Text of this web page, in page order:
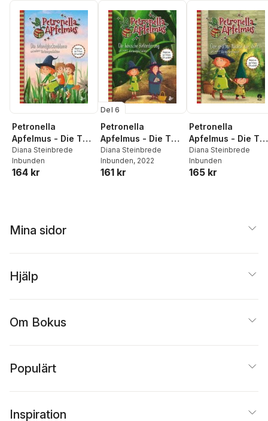
Petronella
Apfelmus - Die TV-
Serie
Diana Steinbrede
Inbunden
164 kr
Del 6
Petronella
Apfelmus - Die TV-
Serie
Diana Steinbrede
Inbunden, 2022
161 kr
Petronella
Apfelmus - Die
Serie
Diana Steinbrede
Inbunden
165 kr
Mina sidor
Hjälp
Om Bokus
Populärt
Inspiration